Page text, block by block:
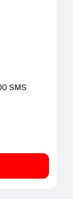
SMS